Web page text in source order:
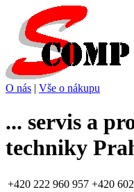
O nás | Vše o nákupu
... servis a
techniky
+420 222 960 957 +420